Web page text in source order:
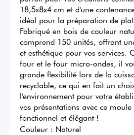
18,5x8x4 cm et d'une
idéal pour la préparation de
Fabriqué en bois de couleur
comprend 150 unités, offrant
et esthétique pour vos services.
four et le four micro-ondes, il
grande flexibilité lors de la
recyclable, ce qui en fait un
l'environnement pour votre
vos présentations avec ce
fonctionnel et élégant !
Couleur : Naturel